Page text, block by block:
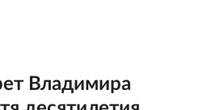
Владимира